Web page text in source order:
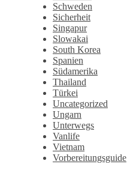
Schweden
Sicherheit
Singapur
Slowakai
South Korea
Spanien
Südamerika
Thailand
Türkei
Uncategorized
Ungarn
Unterwegs
Vanlife
Vietnam
Vorbereitungsguide